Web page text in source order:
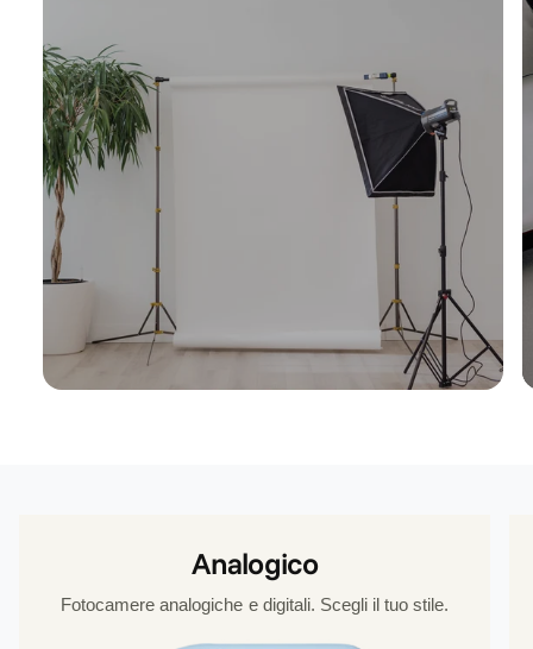
Analogico
Fotocamere analogiche e digitali. Scegli il tuo stile.